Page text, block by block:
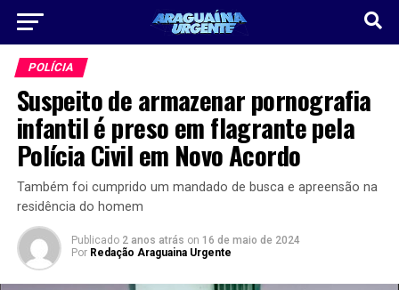
POLÍCIA
Suspeito de armazenar pornografia
infantil é preso em flagrante pela
Polícia Civil em Novo Acordo
Também foi cumprido um mandado de busca e apreensão na
residência do homem
Publicado 2 anos atrás on 16 de maio de 2024
Por Redação Araguaina Urgente